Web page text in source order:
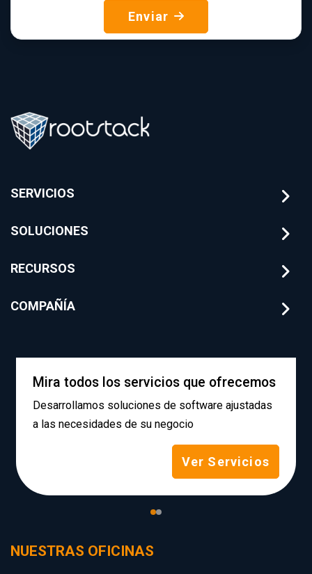
Enviar
SERVICIOS
SOLUCIONES
RECURSOS
COMPAÑÍA
Mira todos los servicios que ofrecemos
Desarrollamos soluciones de software ajustadas
a las necesidades de su negocio
Ver Servicios
NUESTRAS OFICINAS